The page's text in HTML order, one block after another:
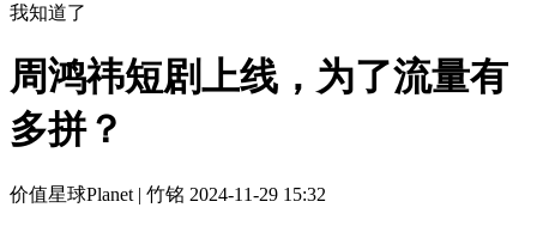
我知道了
周鸿祎短剧上线，为了流量有
多拼？
价值星球Planet | 竹铭 2024-11-29 15:32